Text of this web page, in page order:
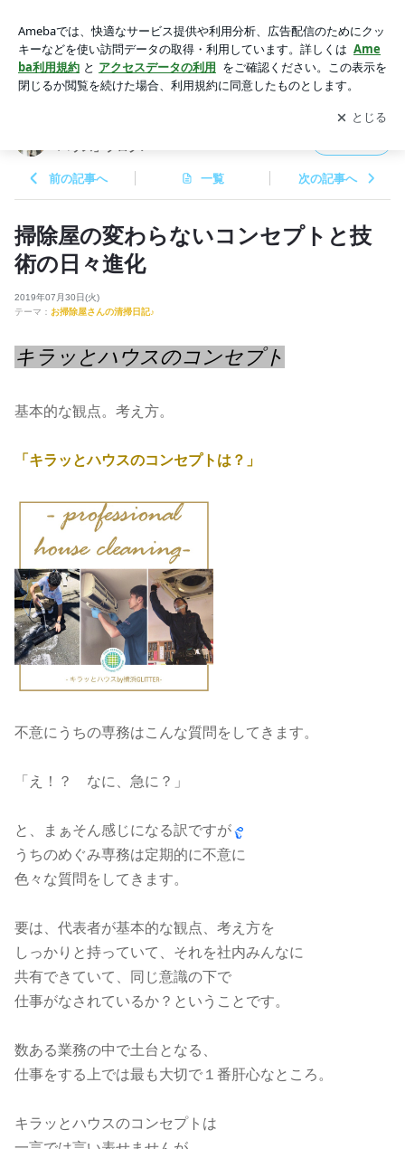
浜 ハウスクリーニング「キラッとハウス」ブログ♪
アプリをダウンロードして ブログの更新通知
を受け取りまし
ょう。
開く
ハウス」ブログ♪
前の記事へ 一覧 次の記事へ
掃除屋の変わらないコンセプトと技
術の日々進化
2019年07月30日(火)
テーマ： お掃除屋さんの清掃日記♪
キラッとハウスのコンセプト
基本的な観点。考え方。
「キラッとハウスのコンセプトは？」
不意にうちの専務はこんな質問をしてきます。
「え！？ なに、急に？」
と、まぁそん感じになる訳ですが
うちのめぐみ専務は定期的に不意に
色々な質問をしてきます。
要は、代表者が基本的な観点、考え方を
しっかりと持っていて、それを社内みんなに
共有できていて、同じ意識の下で
仕事がなされているか？ということです。
数ある業務の中で土台となる、
仕事をする上では最も大切で１番肝心なところ。
キラッとハウスのコンセプトは